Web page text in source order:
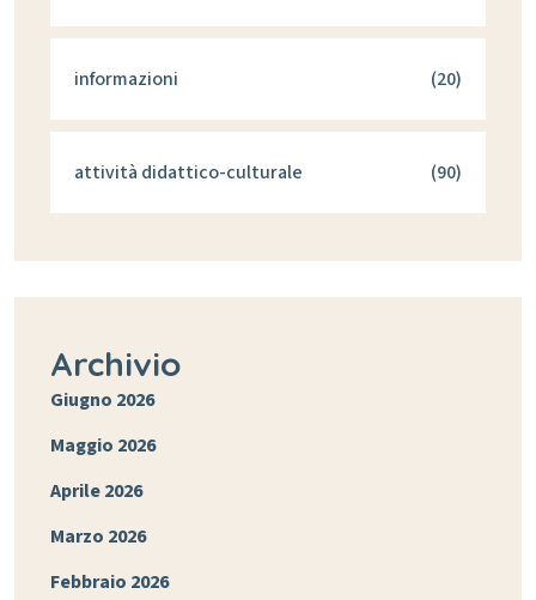
informazioni (20)
attività didattico-culturale (90)
Archivio
Giugno 2026
Maggio 2026
Aprile 2026
Marzo 2026
Febbraio 2026